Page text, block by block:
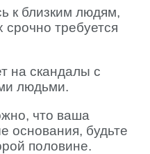
к близким людям,
срочно требуется
на скандалы с
людьми.
что ваша
основания, будьте
половине.